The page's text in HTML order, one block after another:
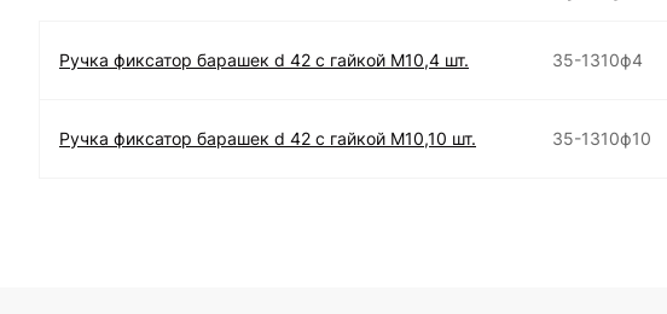
Ручка фиксатор барашек d 42 с гайкой М10,4 шт. 35-1310ф4
Ручка фиксатор барашек d 42 с гайкой М10,10 шт. 35-1310ф10